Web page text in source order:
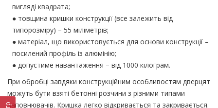
вигляді квадрата;
● товщина кришки конструкції (все залежить від
типорозміру) – 55 міліметрів;
● матеріал, що використовується для основи конструкції –
посилений профіль із алюмінію;
● допустиме навантаження – від 1000 кілограм.
При обробці завдяки конструкційним особливостям дверцят
можуть бути взяті бетонні розчини з різними типами
наповнювачів. Кришка легко відкривається та закривається.